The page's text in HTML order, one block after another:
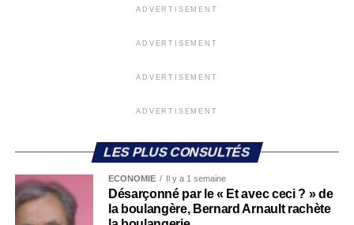
ADVERTISEMENT
ADVERTISEMENT
ADVERTISEMENT
ADVERTISEMENT
LES PLUS CONSULTÉS
ECONOMIE Il y a 1 semaine
Désarçonné par le « Et avec ceci ? » de
la boulangère, Bernard Arnault rachète